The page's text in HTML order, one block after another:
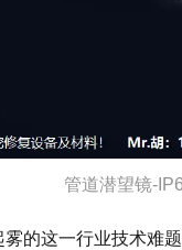
管道潜望镜-
的这一行业技术难